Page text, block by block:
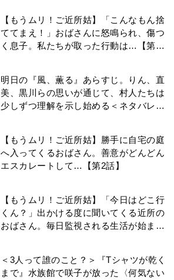
【もうムリ！ご近所姑】「こんなもん捨
ててまえ！」おばさんに怒鳴られ、傷つ
く息子。私たちが取った行動は…【第3
明日の『風、薫る』あらすじ。りん、直
美、黒川らの思いが通じて、村人たちは
少しずつ理解を示し始める＜ネタバレあ
【もうムリ！ご近所姑】勝手に自宅の庭
へ入ってくるおばさん。善意がどんどん
エスカレートして…【第2話】
【もうムリ！ご近所姑】「今日はどこ行
くん？」出かける度に聞いてくる近所の
おばさん。毎日監視される生活が始ま
＜3人って誰のこと？＞『Tシャツが乾く
まで』水族館で咲子が放った〈何気ない